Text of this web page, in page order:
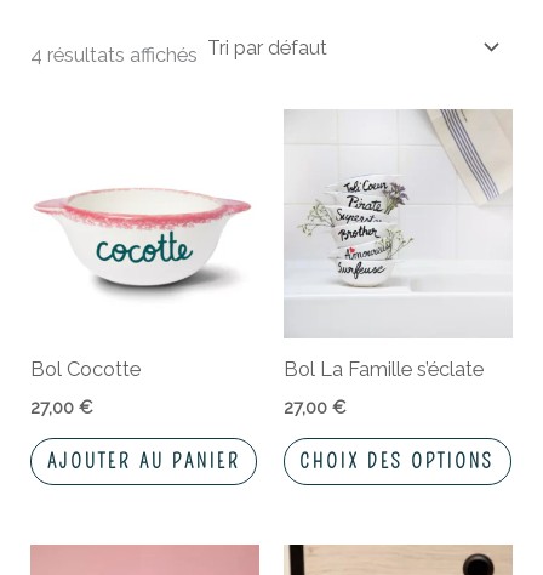
4 résultats affichés
Bol Cocotte
27,00€
AJOUTER AU PANIER
Bol La Famille s’éclate
27,00 €
CHOIX DES OPTIONS
la